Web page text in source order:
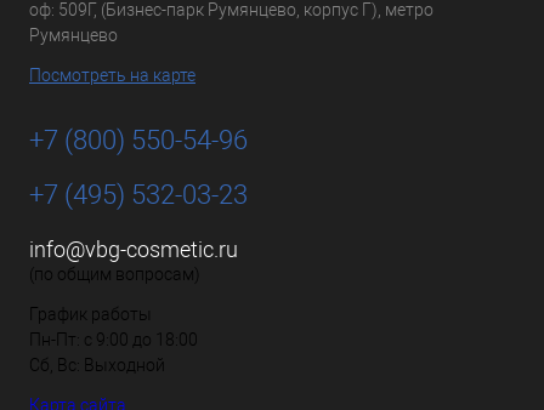
оф: 509Г, (Бизнес-парк Румянцево, корпус Г), метро
Румянцево
Посмотреть на карте
+7 (800) 550-54-96
+7 (495) 532-03-23
info@vbg-cosmetic.ru
(по общим вопросам)
График работы
Пн-Пт: с 9:00 до 18:00
Сб, Вс: Выходной
Карта сайта